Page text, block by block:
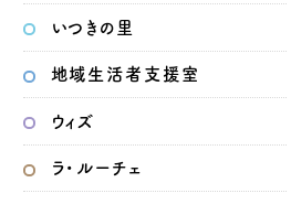
いつきの里
地域生活者 支援室
ウィズ
ラ・ルーチェ